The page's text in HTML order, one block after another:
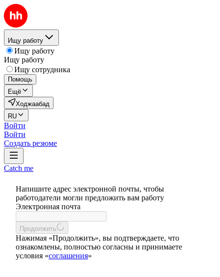
Ищу работу
Ищу работу
Ищу работу
Ищу сотрудника
Помощь
Ещё
Ходжаабад
RU
Войти
Войти
Создать резюме
Catch me
Напишите адрес электронной почты, чтобы
работодатели могли предложить вам работу
Электронная почта
Продолжить
Нажимая «Продолжить», вы подтверждаете, что
ознакомлены, полностью согласны и принимаете
условия «соглашения»